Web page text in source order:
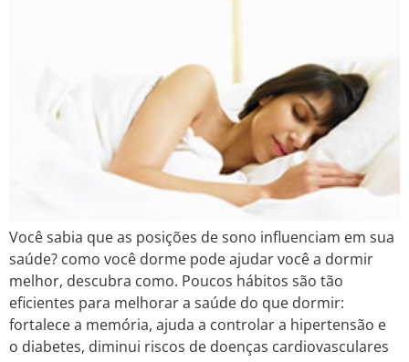
Você sabia que as posições de sono influenciam em sua
saúde? como você dorme pode ajudar você a dormir
melhor, descubra como. Poucos hábitos são tão
eficientes para melhorar a saúde do que dormir:
fortalece a memória, ajuda a controlar a hipertensão e
o diabetes, diminui riscos de doenças cardiovasculares